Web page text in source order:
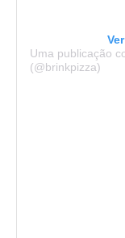
Uma publicação
(@brinkpizza)